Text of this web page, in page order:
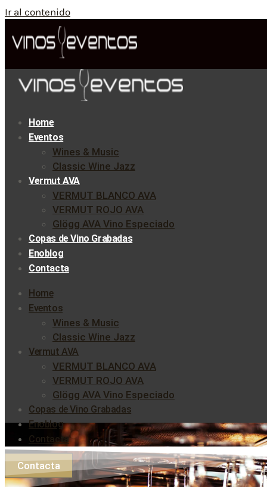
Ir al contenido
Home
Eventos
Wines & Music
Classic Wine Jazz
Vermut AVA
VERMUT BLANCO AVA
VERMUT ROJO AVA
Glögg AVA Vino Especiado
Copas de Vino Grabadas
Enoblog
Contacta
Home
Eventos
Wines & Music
Classic Wine Jazz
Vermut AVA
VERMUT BLANCO AVA
VERMUT ROJO AVA
Glögg AVA Vino Especiado
Copas de Vino Grabadas
Enoblog
Contacta
Contacta